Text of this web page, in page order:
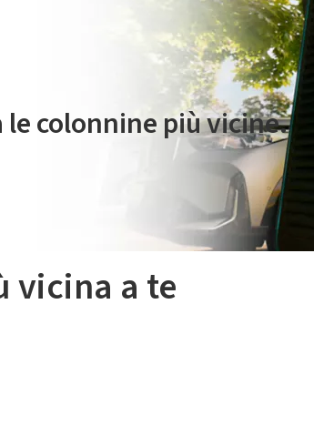
elettrica è gestito da Plenitude On The Road
le colonnine più vicine.
vicina a te